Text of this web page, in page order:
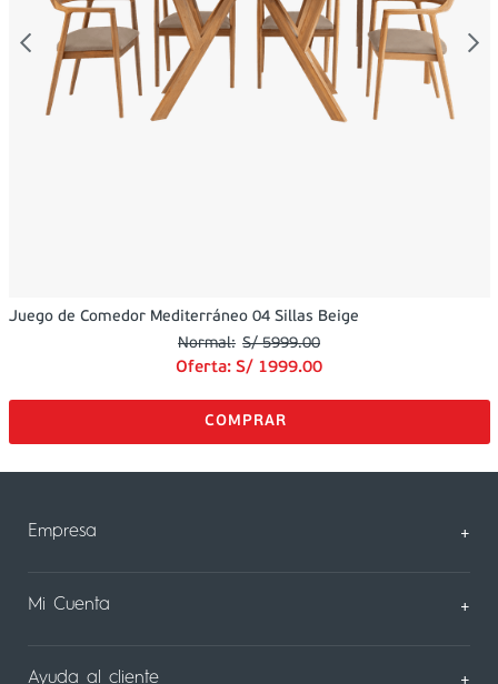
Juego de Comedor Mediterráneo 04 Sillas Beige
S/ 5999.00
Oferta: S/ 1999.00
Empresa +
Sobre Nosotros
Mi Cuenta +
Mi Perfil
Ayuda al cliente